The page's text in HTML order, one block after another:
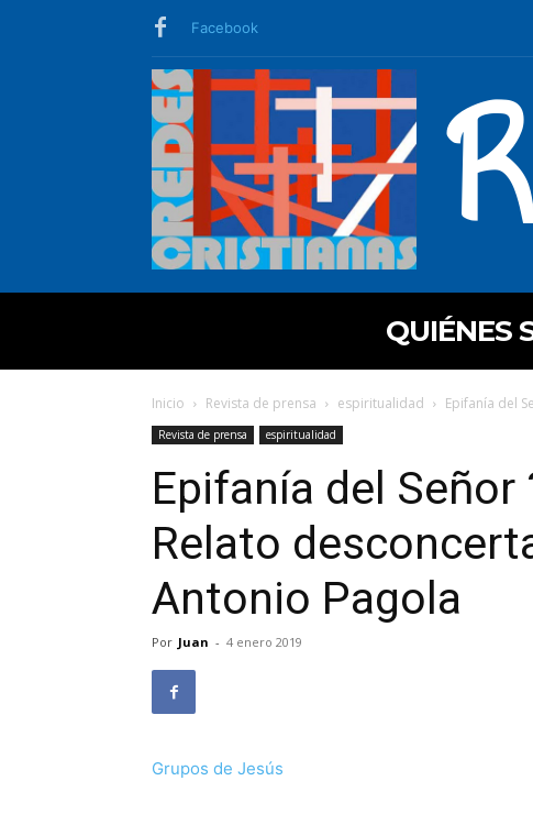
Facebook
QUIÉNES
Inicio Revista de prensa espiritualidad Epifanía del
Revista de prensa espiritualidad
Epifanía del Señor
Relato
Antonio Pagola
Por Juan - 4 enero 2019
Grupos de Jesús